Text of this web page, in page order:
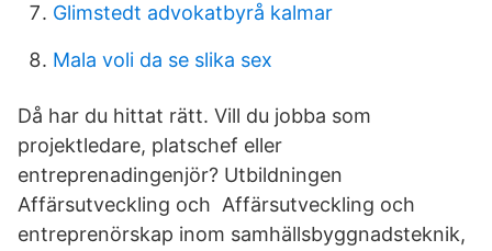
Glimstedt advokatbyrå kalmar
Mala voli da se slika sex
Då har du hittat rätt. Vill du jobba som
projektledare, platschef eller
entreprenadingenjör? Utbildningen
Affärsutveckling och Affärsutveckling och
entreprenörskap inom samhällsbyggnadsteknik,